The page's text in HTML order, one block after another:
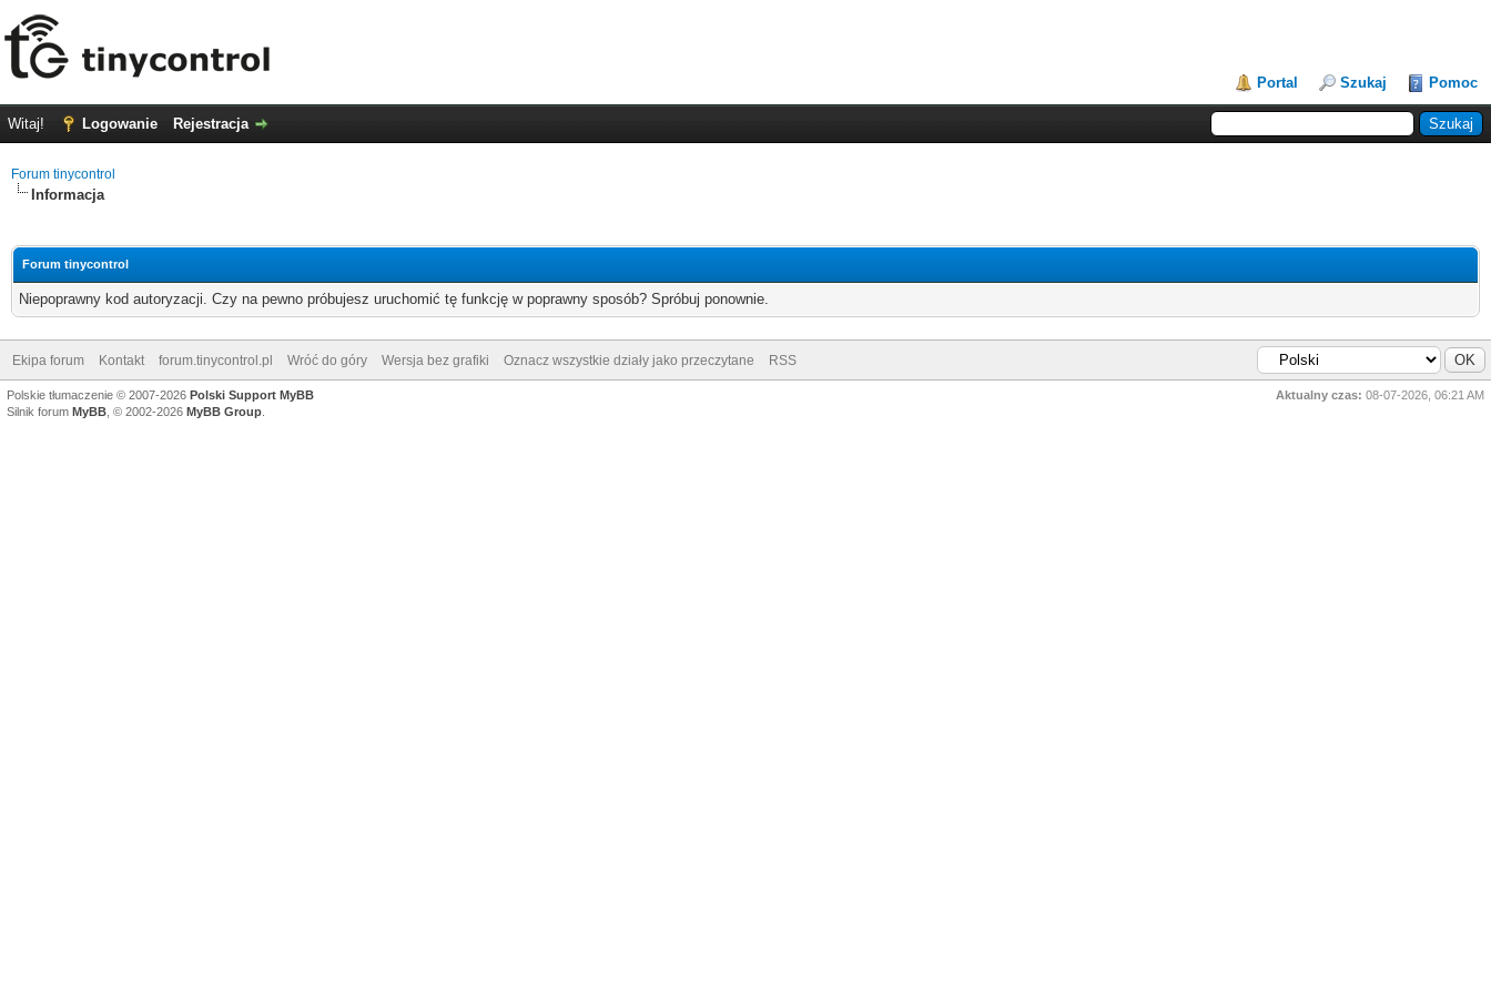
Portal Szukaj Pomoc
Witaj! Logowanie Rejestracja
Forum tinycontrol
Informacja
Forum tinycontrol
Niepoprawny kod autoryzacji. Czy na pewno próbujesz uruchomić tę funkcję w poprawny sposób? Spróbuj ponownie.
Ekipa forum Kontakt forum.tinycontrol.pl Wróć do góry Wersja bez grafiki Oznacz wszystkie działy jako przeczytane RSS
Aktualny czas: 08-07-2026, 06:21 AM
Polskie tłumaczenie © 2007-2026 Polski Support MyBB
Silnik forum MyBB , © 2002-2026 MyBB Group